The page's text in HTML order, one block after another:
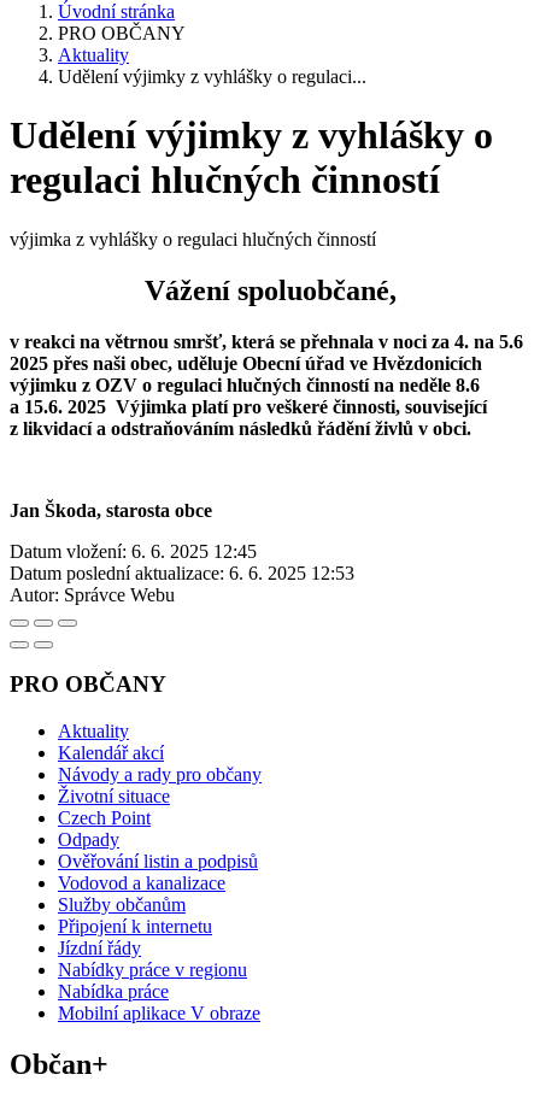
Úvodní stránka
PRO OBČANY
Aktuality
Udělení výjimky z vyhlášky o regulaci...
Udělení výjimky z vyhlášky o
regulaci hlučných činností
výjimka z vyhlášky o regulaci hlučných činností
Vážení spoluobčané,
v reakci na větrnou smršť, která se přehnala v noci za 4. na 5.6
2025 přes naši obec, uděluje Obecní úřad ve Hvězdonicích
výjimku z OZV o regulaci hlučných činností na neděle 8.6
a 15.6. 2025 Výjimka platí pro veškeré činnosti, související
z likvidací a odstraňováním následků řádění živlů v obci.
Jan Škoda, starosta obce
Datum vložení: 6. 6. 2025 12:45
Datum poslední aktualizace: 6. 6. 2025 12:53
Autor: Správce Webu
PRO OBČANY
Aktuality
Kalendář akcí
Návody a rady pro občany
Životní situace
Czech Point
Odpady
Ověřování listin a podpisů
Vodovod a kanalizace
Služby občanům
Připojení k internetu
Jízdní řády
Nabídky práce v regionu
Nabídka práce
Mobilní aplikace V obraze
Občan+